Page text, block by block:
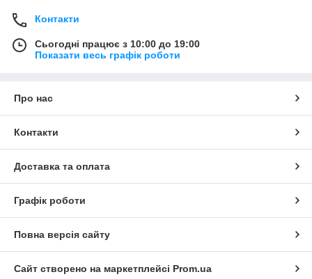
Контакти
Сьогодні працює з 10:00 до 19:00
Показати весь графік роботи
Про нас
Контакти
Доставка та оплата
Графік роботи
Повна версія сайту
Сайт створено на маркетплейсі Prom.ua